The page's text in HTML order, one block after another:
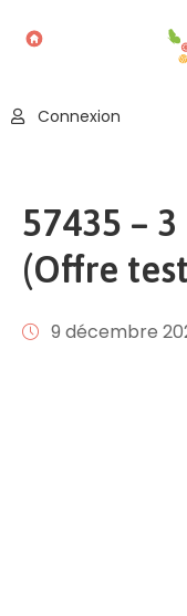
Offres
Publier
Connexion
57435 –
(Offre
9 décembre